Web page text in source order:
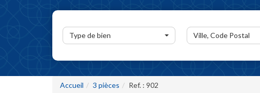
Type de bien Ville, Code Postal
Accueil 3 pièces Ref. : 902